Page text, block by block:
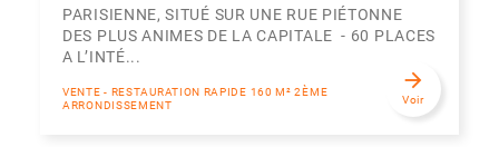
PARISIENNE, SITUÉ SUR UNE RUE PIÉTONNE
DES PLUS ANIMES DE LA CAPITALE - 60 PLACES
A L’INTÉ...
VENTE - RESTAURATION RAPIDE 160 M² 2ÈME
ARRONDISSEMENT
arrow_forward
Voir